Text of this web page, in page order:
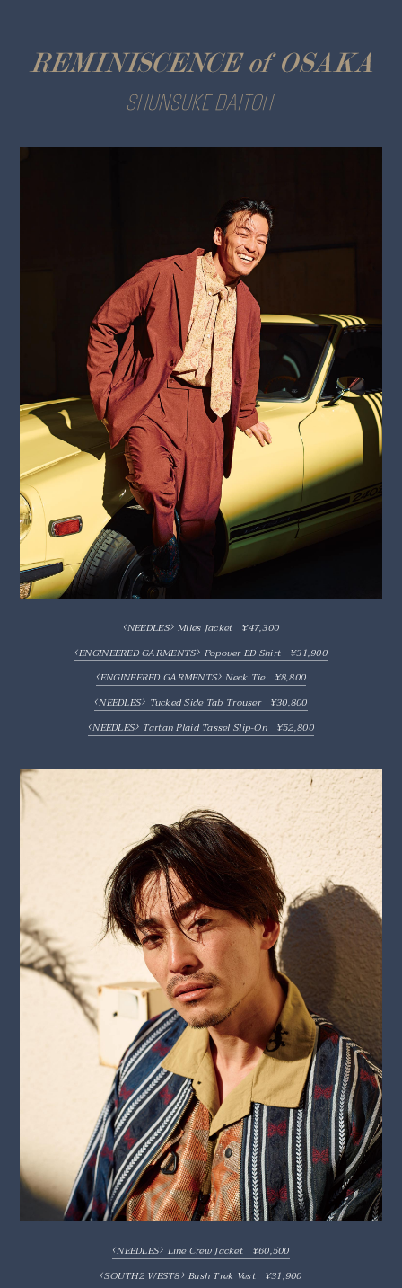
‹NEEDLES› Miles Jacket ¥47,300
‹ENGINEERED GARMENTS› Popover BD Shirt ¥31,900
‹ENGINEERED GARMENTS› Neck Tie ¥8,800
‹NEEDLES› Tucked Side Tab Trouser ¥30,800
‹NEEDLES› Tartan Plaid Tassel Slip-On ¥52,800
‹NEEDLES› Line Crew Jacket ¥60,500
‹SOUTH2 WEST8› Bush Trek Vest ¥31,900